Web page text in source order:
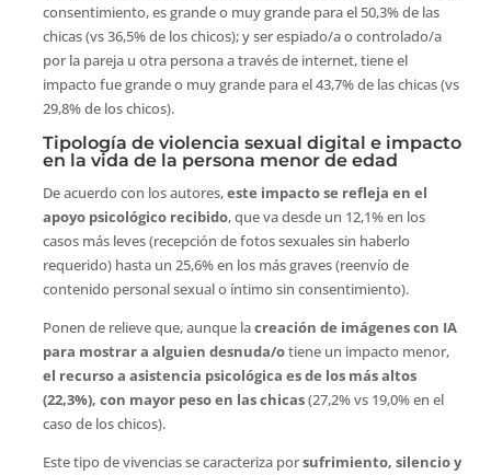
consentimiento, es grande o muy grande para el 50,3% de las
chicas (vs 36,5% de los chicos); y ser espiado/a o controlado/a
por la pareja u otra persona a través de internet, tiene el
impacto fue grande o muy grande para el 43,7% de las chicas (vs
29,8% de los chicos).
Tipología de violencia sexual digital e impacto
en la vida de la persona menor de edad
De acuerdo con los autores,este impacto se refleja en el
apoyo psicológico recibido, que va desde un 12,1% en los
casos más leves (recepción de fotos sexuales sin haberlo
requerido) hasta un 25,6% en los más graves (reenvío de
contenido personal sexual o íntimo sin consentimiento).
Ponen de relieve que, aunque lacreación de imágenes con IA
para mostrar a alguien desnuda/otiene un impacto menor,
el recurso a asistencia psicológica es de los más altos
(22,3%), con mayor peso en las chicas(27,2% vs 19,0% en el
caso de los chicos).
Este tipo de vivencias se caracteriza porsufrimiento, silencio y